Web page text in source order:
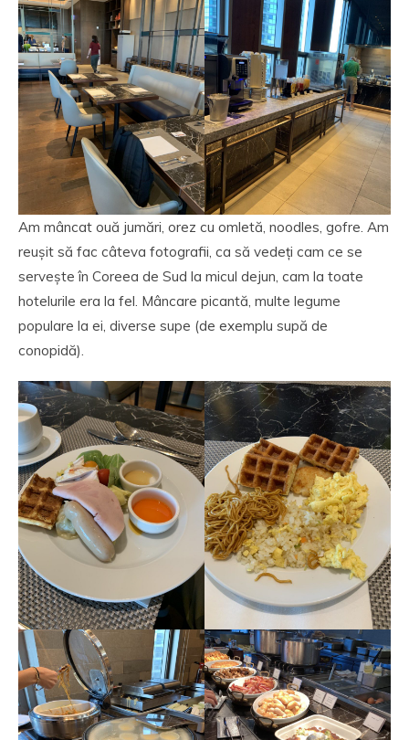
Am mâncat ouă jumări, orez cu omletă, noodles, gofre. Am
reușit să fac câteva fotografii, ca să vedeți cam ce se
servește în Coreea de Sud la micul dejun, cam la toate
hotelurile era la fel. Mâncare picantă, multe legume
populare la ei, diverse supe (de exemplu supă de
conopidă).